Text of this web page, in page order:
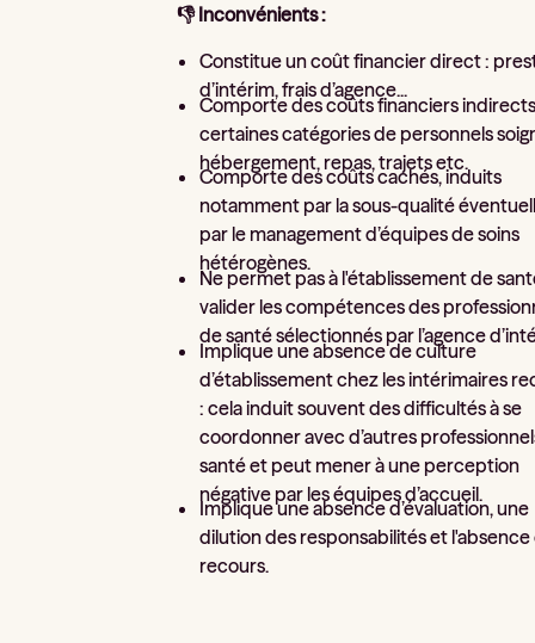
👎 Inconvénients :
Constitue un coût financier direct :
d’intérim, frais d’agence...
Comporte des coûts financiers
certaines catégories de personnels
hébergement, repas, trajets etc.
Comporte des coûts cachés, induits
notamment par la sous-qualité
par le management d’équipes de soins
hétérogènes.
Ne permet pas à l'établissement de
valider les compétences des
de santé sélectionnés par l’agence
Implique une absence de culture
d’établissement chez les intérimaires
: cela induit souvent des difficultés à se
coordonner avec d’autres
santé et peut mener à une perception
négative par les équipes d’accueil.
Implique une absence d’évaluation, une
dilution des responsabilités et
recours.